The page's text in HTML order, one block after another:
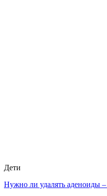
Дети
Нужно ли удалять аденоиды